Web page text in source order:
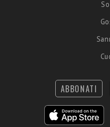
ABBONATI